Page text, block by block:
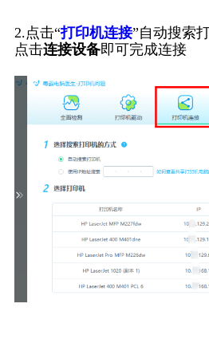
2.点击“打印机连接”自动搜索
点击连接设备即可完成连接